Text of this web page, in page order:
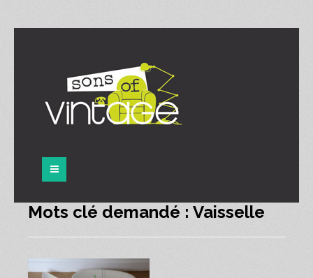
Mots clé demandé : Vaisselle